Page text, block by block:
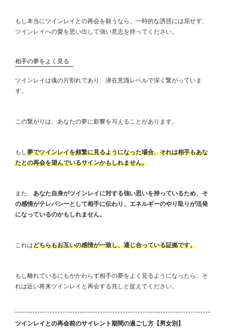
もし本当にツインレイとの再会を願うなら、一時的な誘惑には屈せず、
ツインレイへの愛を思い出して強い意志を持ってください。
相手の夢をよく見る
ツインレイは魂の片割れであり、潜在意識レベルで深く繋がっていま
す。
この繋がりは、あなたの夢に影響を与えることがあります。
もし夢でツインレイを頻繁に見るようになった場合、それは相手もあな
たとの再会を望んでいるサインかもしれません。
また、 あなた自身がツインレイに対する強い思いを持っているため、そ
の感情がテレパシーとして相手に伝わり、エネルギーのやり取りが活発
になっているのかもしれません。
これはどちらもお互いの感情が一致し、通じ合っている証拠です。
もし離れているにもかかわらず相手の夢をよく見るようになったら、そ
れは近い将来ツインレイと再会する兆しと捉えてください。
ツインレイとの再会前のサイレント期間の過ごし方【男女別】